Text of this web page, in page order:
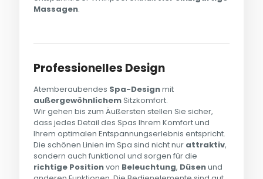
Massagen.
Professionelles Design
Atemberaubendes Spa-Designmit
außergewöhnlichemSitzkomfort.
Wir gehen bis zum Äußersten stellen Sie sicher,
dass jedes Detail des Spas Ihrem Komfort und
Ihrem optimalen Entspannungserlebnis entspricht.
Die schönen Linien im Spa sind nicht nur attraktiv,
sondern auch funktional und sorgen für die
richtige Positionvon Beleuchtung, Düsenund